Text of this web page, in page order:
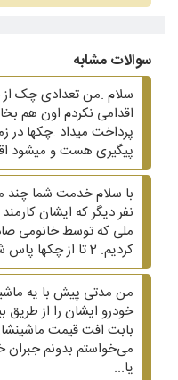
سوالات مشابه
اقدامی نکردم اون هم
پرداخت میداد .چکها در
پیگیری هست و میشود
با سلام خدمت شما
نفر دیگر که ایشان
ملی که توسط خانومی
کردیم. 2 تا از چکها پاس شد و متاسفانه یکی ا...
خودرو ایشان را از طریق
بابت افت قیمت
می‌خواستم بدونم
یا...